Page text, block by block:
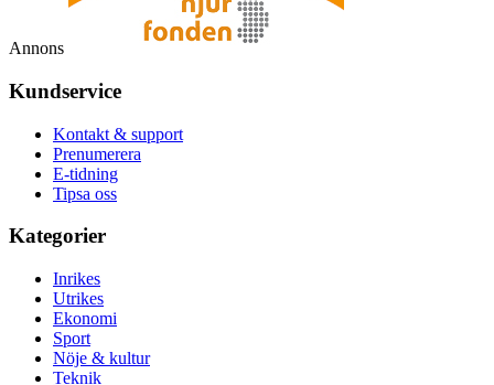
Annons
Kundservice
Kontakt & support
Prenumerera
E-tidning
Tipsa oss
Kategorier
Inrikes
Utrikes
Ekonomi
Sport
Nöje & kultur
Teknik